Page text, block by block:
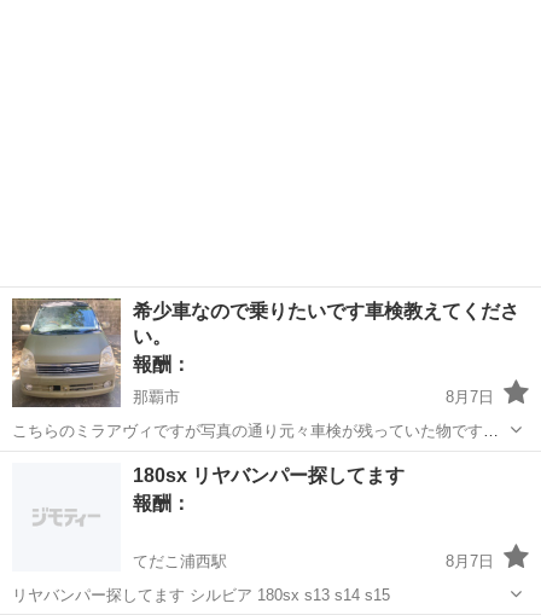
希少車なので乗りたいです車検教えてくださ
い。
報酬：
那覇市
8月7日
こちらのミラアヴィですが写真の通り元々車検が残っていた物です
が、再度登録出来ると思って抹消してしまいました、どなたか車検手
続きかお安く車検手続きできる場所を教えて頂ければ嬉しいです🙇‍♂️。
手伝って/助けて 場所
180sx リヤバンパー探してます
報酬：
てだこ浦西駅
8月7日
リヤバンパー探してます シルビア 180sx s13 s14 s15